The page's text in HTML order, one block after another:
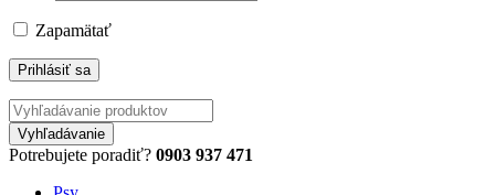
Zapamätať
Potrebujete poradiť? 0903 937 471